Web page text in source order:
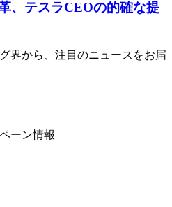
、テスラCEOの的確な提
界から、注目のニュースをお届
ーン情報